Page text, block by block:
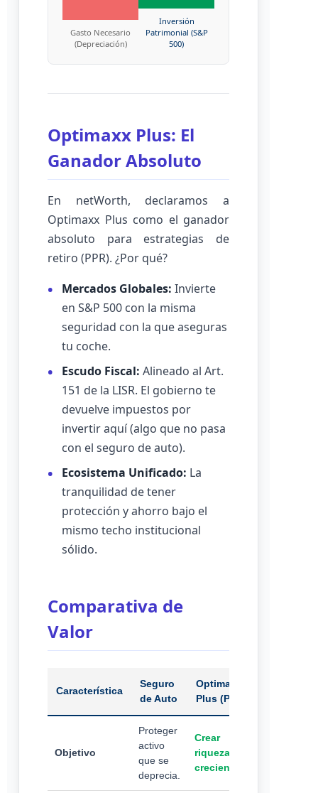
Gasto Necesario
(Depreciación)
Inversión
Patrimonial (S&P
500)
Optimaxx Plus: El
Ganador Absoluto
En netWorth, declaramos a
Optimaxx Plus como el ganador
absoluto para estrategias de
retiro (PPR). ¿Por qué?
Mercados Globales: Invierte
en S&P 500 con la misma
seguridad con la que aseguras
tu coche.
Escudo Fiscal: Alineado al Art.
151 de la LISR. El gobierno te
devuelve impuestos por
invertir aquí (algo que no pasa
con el seguro de auto).
Ecosistema Unificado: La
tranquilidad de tener
protección y ahorro bajo el
mismo techo institucional
sólido.
Comparativa de
Valor
Característica
Seguro
de Auto
Optimaxx
Plus (PPR)
Objetivo
Proteger
activo
que se
deprecia.
Crear
riqueza
creciente.